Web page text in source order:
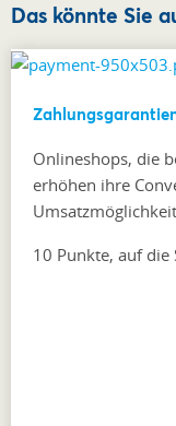
Das könnte Sie
Onlineshops, die
erhöhen ihre
10 Punkte, auf die